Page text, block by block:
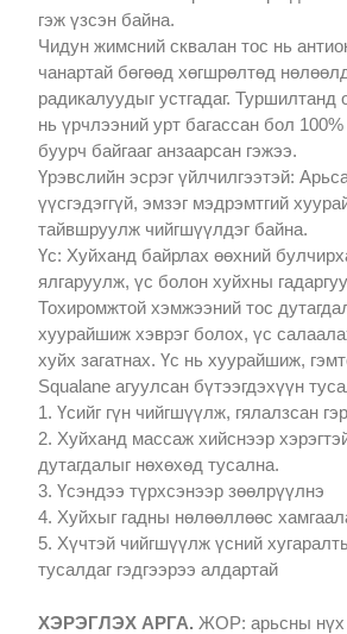
гэж үзсэн байна.
Чидун жимсний сквалан тос нь
чанартай бөгөөд хөгшрөлтөд
радикалуудыг устгадаг. Туршилтанд
нь үрчлээний урт багассан бол
буурч байгааг анзаарсан гэжээ.
Үрэвслийн эсрэг үйлчилгээтэй:
үүсгэдэггүй, эмзэг мэдрэмтгий
тайвшруулж чийгшүүлдэг байна.
Үс: Хуйханд байрлах өөхний
ялгаруулж, үс болон хуйхны
Тохиромжтой хэмжээний тос
хуурайшиж хэврэг болох, үс
хуйх загатнах. Үс нь хуурайшиж,
Squalane агуулсан бүтээгдэхүүн
1. Үсийг гүн чийгшүүлж, гялалзсан
2. Хуйханд массаж хийснээр
дутагдалыг нөхөхөд тусална.
3. Үсэндээ түрхсэнээр зөөлрүүлнэ
4. Хуйхыг гадны нөлөөллөөс
5. Хүчтэй чийгшүүлж үсний
тусалдаг гэдгээрээ алдартай
ХЭРЭГЛЭХ АРГА. ЖОР: арьсны нүх